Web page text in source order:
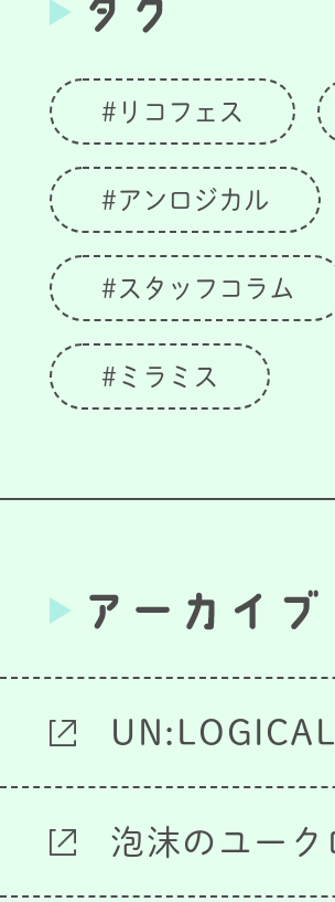
#リコフェス
#アンロジカル
#スタッフコラム
#ミラミス
泡沫のユー